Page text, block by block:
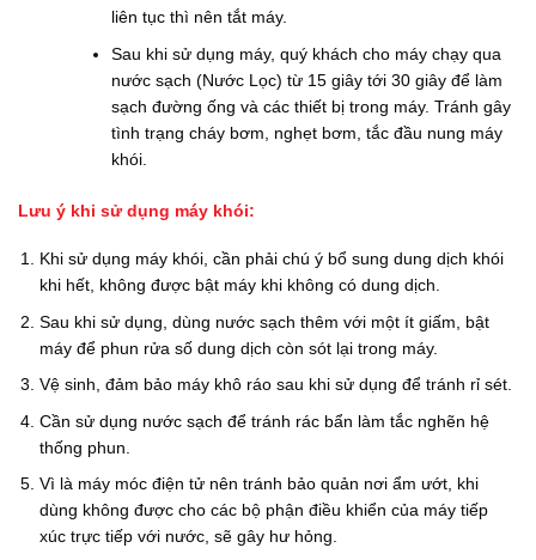
liên tục thì nên tắt máy.
Sau khi sử dụng máy, quý khách cho máy chạy qua
nước sạch (Nước Lọc) từ 15 giây tới 30 giây để làm
sạch đường ống và các thiết bị trong máy. Tránh gây
tình trạng cháy bơm, nghẹt bơm, tắc đầu nung máy
khói.
Lưu ý khi sử dụng máy khói:
Khi sử dụng máy khói, cần phải chú ý bổ sung dung dịch khói
khi hết, không được bật máy khi không có dung dịch.
Sau khi sử dụng, dùng nước sạch thêm với một ít giấm, bật
máy để phun rửa số dung dịch còn sót lại trong máy.
Vệ sinh, đảm bảo máy khô ráo sau khi sử dụng để tránh rỉ sét.
Cần sử dụng nước sạch để tránh rác bẩn làm tắc nghẽn hệ
thống phun.
Vì là máy móc điện tử nên tránh bảo quản nơi ẩm ướt, khi
dùng không được cho các bộ phận điều khiển của máy tiếp
xúc trực tiếp với nước, sẽ gây hư hỏng.